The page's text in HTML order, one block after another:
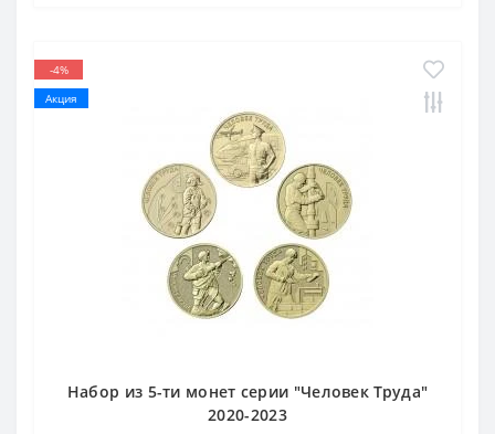
-4%
Акция
Набор из 5-ти монет серии "Человек Труда"
2020-2023